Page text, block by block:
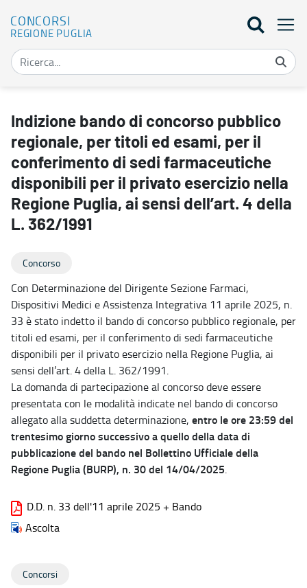
CONCORSI
REGIONE PUGLIA
Indizione bando di concorso pubblico
regionale, per titoli ed esami, per il
conferimento di sedi farmaceutiche
disponibili per il privato esercizio nella
Regione Puglia, ai sensi dell’art. 4 della
L. 362/1991
Concorso
Con Determinazione del Dirigente Sezione Farmaci,
Dispositivi Medici e Assistenza Integrativa 11 aprile 2025, n.
33 è stato indetto il bando di concorso pubblico regionale, per
titoli ed esami, per il conferimento di sedi farmaceutiche
disponibili per il privato esercizio nella Regione Puglia, ai
sensi dell’art. 4 della L. 362/1991.
La domanda di partecipazione al concorso deve essere
presentata con le modalità indicate nel bando di concorso
allegato alla suddetta determinazione, entro le ore 23:59 del
trentesimo giorno successivo a quello della data di
pubblicazione del bando nel Bollettino Ufficiale della
Regione Puglia (BURP), n. 30 del 14/04/2025.
D.D. n. 33 dell'11 aprile 2025 + Bando
Ascolta
Concorsi